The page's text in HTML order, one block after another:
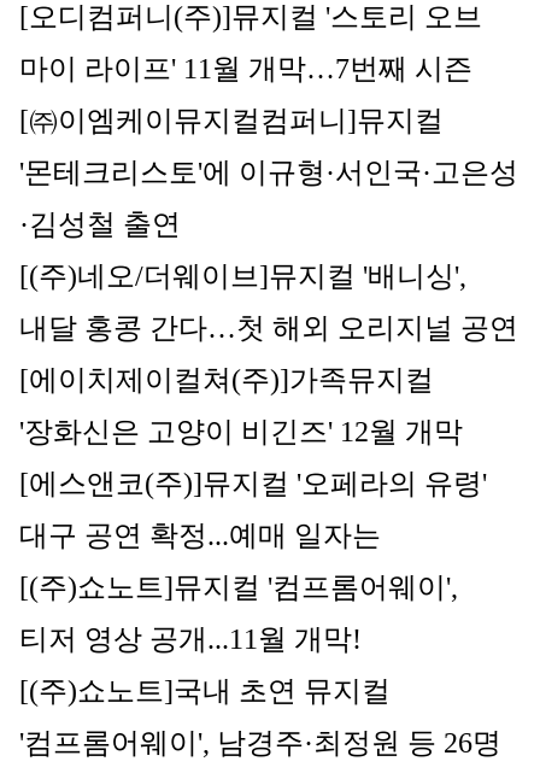
[오디컴퍼니(주)]뮤지컬 '스토리 오브
마이 라이프' 11월 개막…7번째 시즌
[㈜이엠케이뮤지컬컴퍼니]뮤지컬
'몬테크리스토'에 이규형·서인국·고은성
·김성철 출연
[(주)네오/더웨이브]뮤지컬 '배니싱',
내달 홍콩 간다…첫 해외 오리지널 공연
[에이치제이컬쳐(주)]가족뮤지컬
'장화신은 고양이 비긴즈' 12월 개막
[에스앤코(주)]뮤지컬 '오페라의 유령'
대구 공연 확정...예매 일자는
[(주)쇼노트]뮤지컬 '컴프롬어웨이',
티저 영상 공개...11월 개막!
[(주)쇼노트]국내 초연 뮤지컬
'컴프롬어웨이', 남경주·최정원 등 26명